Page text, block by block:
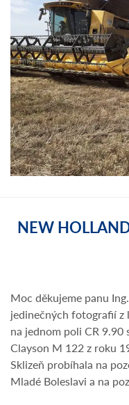
NEW
Moc děkujeme panu
jedinečných fotografií z
na jednom poli CR
Clayson M 122 z roku
Sklizeň probíhala na
Mladé Boleslavi a na